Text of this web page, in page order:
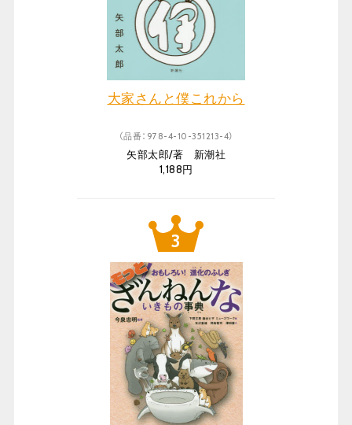
大家さんと僕これから
（品番：978-4-10-351213-4）
矢部太郎/著 新潮社
1,188円